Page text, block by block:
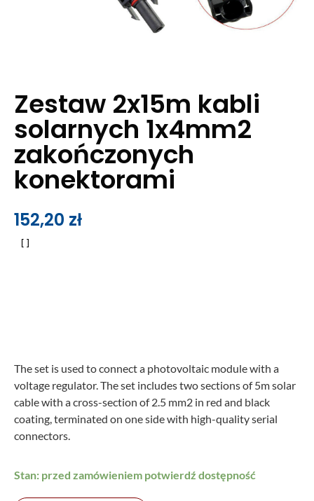
Zestaw 2x15m kabli
solarnych 1x4mm2
zakończonych
konektorami
152,20 zł
The set is used to connect a photovoltaic module with a
voltage regulator. The set includes two sections of 5m solar
cable with a cross-section of 2.5 mm2 in red and black
coating, terminated on one side with high-quality serial
connectors.
Stan: przed zamówieniem potwierdź dostępność